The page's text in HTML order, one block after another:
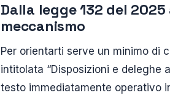
Dalla legge 132 del
meccanismo
Per orientarti serve un minimo di
intitolata “Disposizioni e deleghe
testo immediatamente operativo